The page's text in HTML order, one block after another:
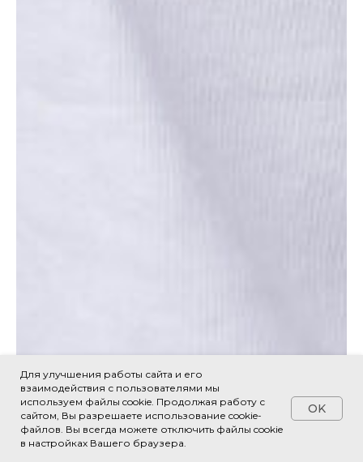
Для улучшения работы сайта и его
взаимодействия с пользователями мы
используем файлы cookie. Продолжая работу с
сайтом, Вы разрешаете использование cookie-
файлов. Вы всегда можете отключить файлы cookie
в настройках Вашего браузера.
OK